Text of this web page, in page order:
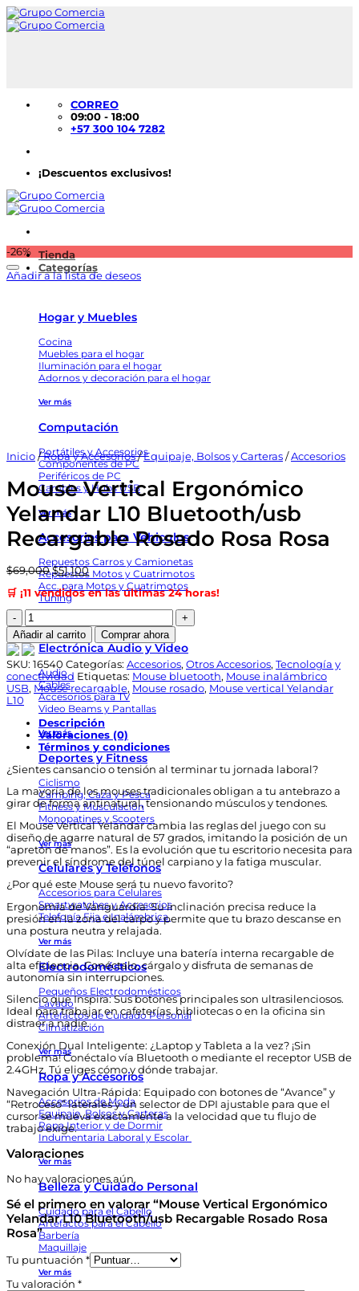
Saltar
al
contenido
CORREO
09:00 - 18:00
+57 300 104 7282
¡Descuentos exclusivos!
Tienda
Categorías
Hogar y Muebles
Cocina
Muebles para el hogar
Iluminación para el hogar
Adornos y decoración para el hogar
Ver más
Computación
Portátiles y Accesorios
Componentes de PC
Periféricos de PC
Cambles y Hubs USB
Ver más
Accesorios para Vehiculos
Repuestos Carros y Camionetas
Repuestos Motos y Cuatrimotos
Acc. para Motos y Cuatrimotos
Tuning
Electrónica Audio y Video
Audio
Cables
Accesorios para TV
Video Beams y Pantallas
Ver más
Deportes y Fitness
Ciclismo
Camping, Caza y Pesca
Fitness y Musculación
Monopatines y Scooters
Ver más
Celulares y Teléfonos
Accesorios para Celulares
Smartwatches y Accesorios
Telefonía Fija e Inalámbrica
Ver más
Electrodomésticos
Pequeños Electrodomésticos
Lavado
Artefactos de Cuidado Personal
Climatización
Ver más
Ropa y Accesorios
Accesorios de Moda
Equipaje, Bolsos y Carteras
Ropa Interior y de Dormir
Indumentaria Laboral y Escolar
Ver más
Belleza y Cuidado Personal
Cuidado para el Cabello
Artefactos para el Cabello
Barbería
Maquillaje
Ver más
-26%
Añadir a la lista de deseos
Inicio / Ropa y Accesorios / Equipaje, Bolsos y Carteras / Accesorios
Mouse Vertical Ergonómico
Yelandar L10 Bluetooth/usb
Recargable Rosado Rosa Rosa
$69,000 El
precio
original
era:
$51,100El
precio
actual
🛒 ¡11 vendidos en las últimas 24 horas!
Mouse
Vertical
Ergonómico
Yelandar
L10
Bluetooth/usb
Recargable
Rosado
Rosa
Rosa
cantidad
Añadir al carrito Comprar ahora
SKU: 16540 Categorías: Accesorios, Otros Accesorios, Tecnología y
conectividad Etiquetas: Mouse bluetooth, Mouse inalámbrico
USB, Mouse recargable, Mouse rosado, Mouse vertical Yelandar
L10
Descripción
Valoraciones (0)
Términos y condiciones
¿Sientes cansancio o tensión al terminar tu jornada laboral?
La mayoría de los mouses tradicionales obligan a tu antebrazo a
girar de forma antinatural, tensionando músculos y tendones.
El Mouse Vertical Yelandar cambia las reglas del juego con su
diseño de agarre natural de 57 grados, imitando la posición de un
“apretón de manos”. Es la evolución que tu escritorio necesita para
prevenir el síndrome del túnel carpiano y la fatiga muscular.
¿Por qué este Mouse será tu nuevo favorito?
Ergonomía de Vanguardia: Su inclinación precisa reduce la
presión en la zona del carpo y permite que tu brazo descanse en
una postura neutra y relajada.
Olvídate de las Pilas: Incluye una batería interna recargable de
alta eficiencia. Conéctalo, cárgalo y disfruta de semanas de
autonomía sin interrupciones.
Silencio que Inspira: Sus botones principales son ultrasilenciosos.
Ideal para trabajar en cafeterías, bibliotecas o en la oficina sin
distraer a nadie.
Conexión Dual Inteligente: ¿Laptop y Tableta a la vez? ¡Sin
problema! Conéctalo vía Bluetooth o mediante el receptor USB de
2.4GHz. Tú eliges cómo y dónde trabajar.
Navegación Ultra-Rápida: Equipado con botones de “Avance” y
“Retroceso” laterales y un selector de DPI ajustable para que el
cursor se mueva exactamente a la velocidad que tu flujo de
trabajo exige.
Valoraciones
No hay valoraciones aún.
Sé el primero en valorar “Mouse Vertical Ergonómico
Yelandar L10 Bluetooth/usb Recargable Rosado Rosa
Rosa”
Tu puntuación *
Tu valoración *